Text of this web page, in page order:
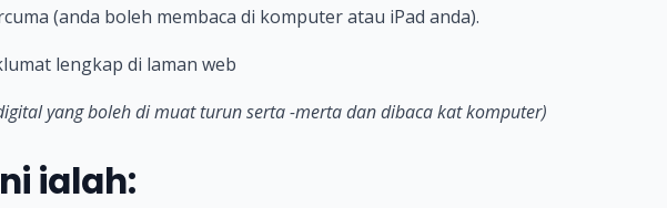
(anda boleh membaca di komputer atau iPad anda).
lengkap di laman web
yang boleh di muat turun serta -merta dan dibaca kat komputer)
ialah: